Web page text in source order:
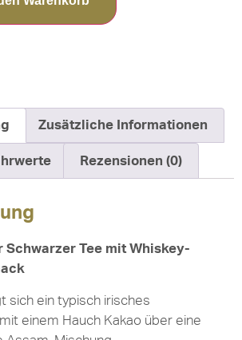
Zusätzliche Informationen
Rezensionen (0)
Tee mit Whiskey-
sich ein typisch irisches
einem Hauch Kakao über eine